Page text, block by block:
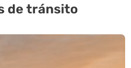
de tránsito